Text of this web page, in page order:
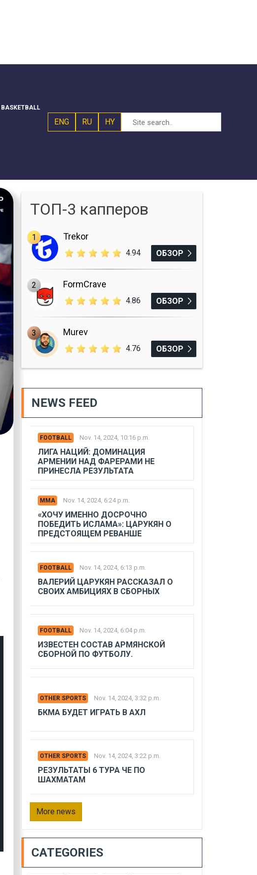
BASKETBALL
ENG RU HY
ТОП-3 капперов
1 Trekor
4.94 ОБЗОР
2 FormCrave
4.86 ОБЗОР
3 Murev
4.76 ОБЗОР
NEWS FEED
FOOTBALL Nov. 14, 2024, 10:16 p.m.
ЛИГА НАЦИЙ: ДОМИНАЦИЯ
АРМЕНИИ НАД ФАРЕРАМИ НЕ
ПРИНЕСЛА РЕЗУЛЬТАТА
MMA Nov. 14, 2024, 6:24 p.m.
«ХОЧУ ИМЕННО ДОСРОЧНО
ПОБЕДИТЬ ИСЛАМА»: ЦАРУКЯН О
ПРЕДСТОЯЩЕМ РЕВАНШЕ
FOOTBALL Nov. 14, 2024, 6:13 p.m.
ВАЛЕРИЙ ЦАРУКЯН РАССКАЗАЛ О
СВОИХ АМБИЦИЯХ В СБОРНЫХ
FOOTBALL Nov. 14, 2024, 6:04 p.m.
ИЗВЕСТЕН СОСТАВ АРМЯНСКОЙ
СБОРНОЙ ПО ФУТБОЛУ.
OTHER SPORTS Nov. 14, 2024, 3:32 p.m.
БКМА БУДЕТ ИГРАТЬ В АХЛ
OTHER SPORTS Nov. 14, 2024, 3:22 p.m.
РЕЗУЛЬТАТЫ 6 ТУРА ЧЕ ПО
ШАХМАТАМ
More news
CATEGORIES